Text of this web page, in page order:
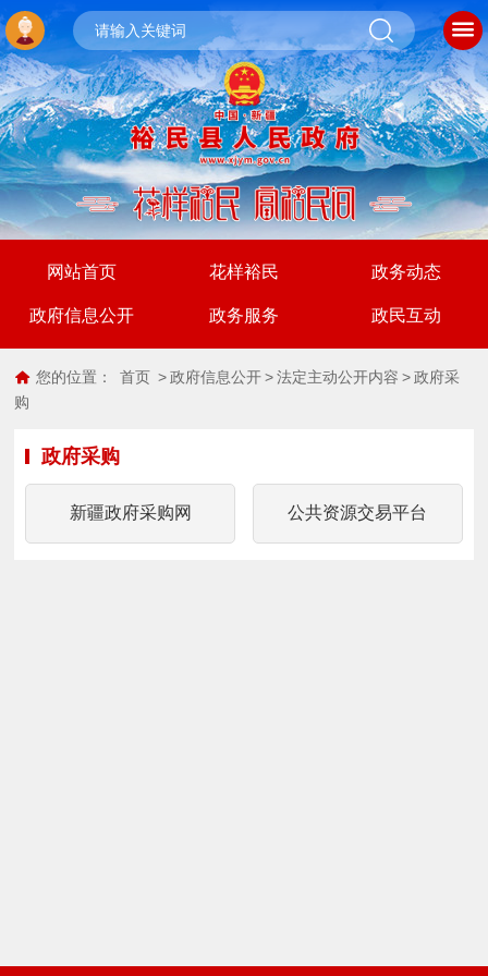
网站首页 花样裕民 政务动态
政府信息公开 政务服务 政民互动
您的位置： 首页 > 政府信息公开 > 法定主动公开内容 > 政府采
购
政府采购
新疆政府采购网 公共资源交易平台